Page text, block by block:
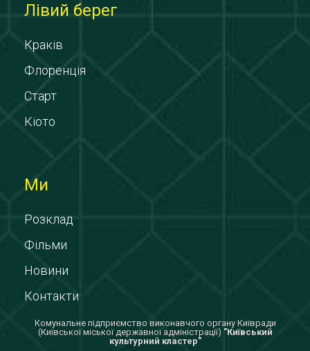
Лівий берег
Краків
Флоренція
Старт
Кіото
Ми
Розклад
Фільми
Новини
Контакти
Комунальне підприємство виконавчого органу Київради
(Київської міської державної адміністрації) "Київський
культурний кластер"